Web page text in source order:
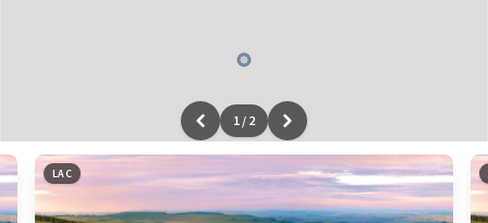
Leaflet|données ©OpenStreetMap/ODbL - renduOSM France
1 / 2
LAC